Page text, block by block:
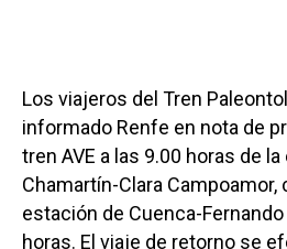
Los viajeros del Tren
informado Renfe en nota de
tren AVE a las 9.00 horas de
Chamartín-Clara Campoamor,
estación de Cuenca-
horas. El viaje de retorno se